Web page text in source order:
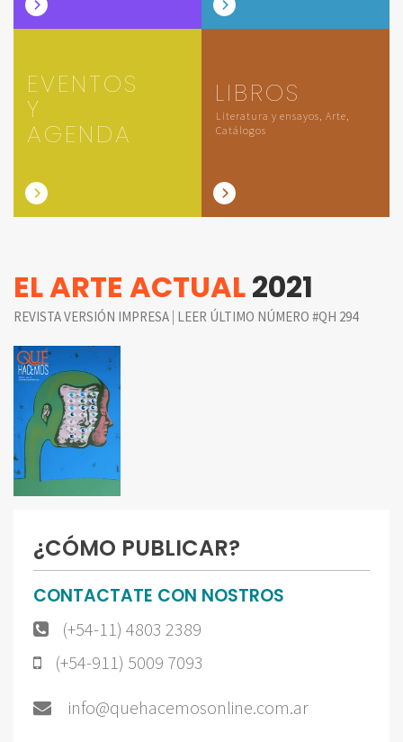
EVENTOS
Y
AGENDA
LIBROS
Literatura y ensayos, Arte,
Catálogos
EL ARTE ACTUAL2021
REVISTA VERSIÓN IMPRESA | LEER ÚLTIMO NÚMERO #QH 294
¿CÓMO PUBLICAR?
CONTACTATE CON NOSTROS
(+54-11) 4803 2389
(+54-911) 5009 7093
info@quehacemosonline.com.ar